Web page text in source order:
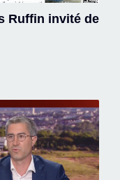
Ruffin invité de